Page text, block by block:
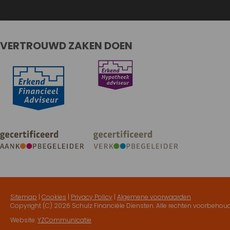
VERTROUWD ZAKEN DOEN
Sitemap | Cookies | Privacy Policy | Algemene voorwaarden
Copyright (C) 2026 Schulz Financiële Diensten. Alle rechten
Website:YZCommunicatie